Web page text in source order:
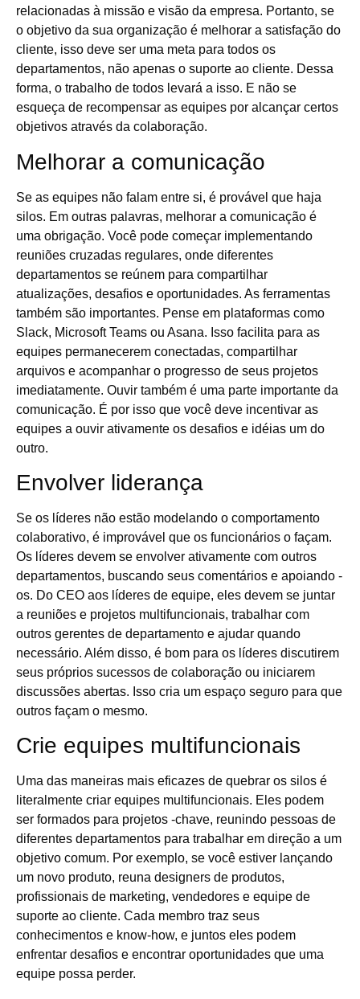
relacionadas à missão e visão da empresa. Portanto, se
o objetivo da sua organização é melhorar a satisfação do
cliente, isso deve ser uma meta para todos os
departamentos, não apenas o suporte ao cliente. Dessa
forma, o trabalho de todos levará a isso. E não se
esqueça de recompensar as equipes por alcançar certos
objetivos através da colaboração.
Melhorar a comunicação
Se as equipes não falam entre si, é provável que haja
silos. Em outras palavras, melhorar a comunicação é
uma obrigação. Você pode começar implementando
reuniões cruzadas regulares, onde diferentes
departamentos se reúnem para compartilhar
atualizações, desafios e oportunidades. As ferramentas
também são importantes. Pense em plataformas como
Slack, Microsoft Teams ou Asana. Isso facilita para as
equipes permanecerem conectadas, compartilhar
arquivos e acompanhar o progresso de seus projetos
imediatamente. Ouvir também é uma parte importante da
comunicação. É por isso que você deve incentivar as
equipes a ouvir ativamente os desafios e idéias um do
outro.
Envolver liderança
Se os líderes não estão modelando o comportamento
colaborativo, é improvável que os funcionários o façam.
Os líderes devem se envolver ativamente com outros
departamentos, buscando seus comentários e apoiando -
os. Do CEO aos líderes de equipe, eles devem se juntar
a reuniões e projetos multifuncionais, trabalhar com
outros gerentes de departamento e ajudar quando
necessário. Além disso, é bom para os líderes discutirem
seus próprios sucessos de colaboração ou iniciarem
discussões abertas. Isso cria um espaço seguro para que
outros façam o mesmo.
Crie equipes multifuncionais
Uma das maneiras mais eficazes de quebrar os silos é
literalmente criar equipes multifuncionais. Eles podem
ser formados para projetos -chave, reunindo pessoas de
diferentes departamentos para trabalhar em direção a um
objetivo comum. Por exemplo, se você estiver lançando
um novo produto, reuna designers de produtos,
profissionais de marketing, vendedores e equipe de
suporte ao cliente. Cada membro traz seus
conhecimentos e know-how, e juntos eles podem
enfrentar desafios e encontrar oportunidades que uma
equipe possa perder.